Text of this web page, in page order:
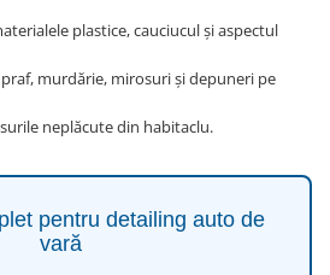
plastice, cauciucul și aspectul
murdărie, mirosuri și depuneri pe
neplăcute din habitaclu.
pentru detailing auto de
vară